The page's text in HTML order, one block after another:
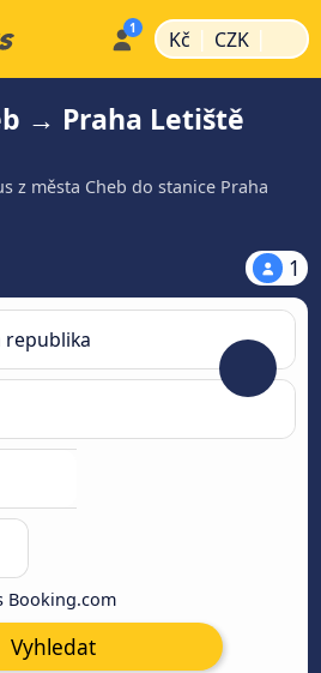
Kč | CZK |
→ Praha Letiště
z města Cheb do stanice Praha
1
Booking.com
Vyhledat